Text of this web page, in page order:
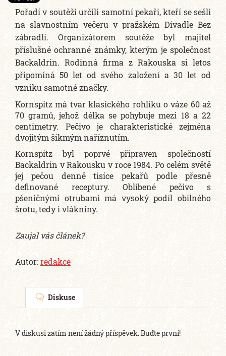
Pořadí v soutěži určili samotní pekaři, kteří se sešli
na slavnostním večeru v pražském Divadle Bez
zábradlí. Organizátorem soutěže byl majitel
příslušné ochranné známky, kterým je společnost
Backaldrin. Rodinná firma z Rakouska si letos
připomíná 50 let od svého založení a 30 let od
vzniku samotné značky.
Kornspitz má tvar klasického rohlíku o váze 60 až
70 gramů, jehož délka se pohybuje mezi 18 a 22
centimetry. Pečivo je charakteristické zejména
dvojitým šikmým naříznutím.
Kornspitz byl poprvé připraven společností
Backaldrin v Rakousku v roce 1984. Po celém světě
jej pečou denně tisíce pekařů podle přesně
definované receptury. Oblíbené pečivo s
pšeničnými otrubami má vysoký podíl obilného
šrotu, tedy i vlákniny.
Zaujal vás článek?
Autor:redakce
Diskuse
V diskusi zatím není žádný příspěvek. Buďte první!